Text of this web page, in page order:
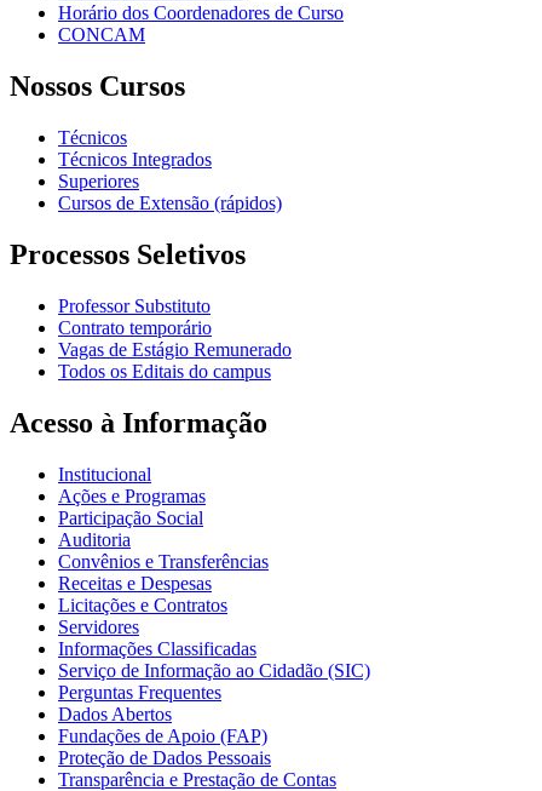
Horário dos Coordenadores de Curso
CONCAM
Nossos Cursos
Técnicos
Técnicos Integrados
Superiores
Cursos de Extensão (rápidos)
Processos Seletivos
Professor Substituto
Contrato temporário
Vagas de Estágio Remunerado
Todos os Editais do campus
Acesso à Informação
Institucional
Ações e Programas
Participação Social
Auditoria
Convênios e Transferências
Receitas e Despesas
Licitações e Contratos
Servidores
Informações Classificadas
Serviço de Informação ao Cidadão (SIC)
Perguntas Frequentes
Dados Abertos
Fundações de Apoio (FAP)
Proteção de Dados Pessoais
Transparência e Prestação de Contas